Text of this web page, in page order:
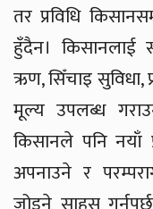
तर प्रविधि
हुँदैन।
ऋण, सिँचाइ सुविधा,
मूल्य उपलब्ध
किसानले पनि नयाँ
अपनाउने र